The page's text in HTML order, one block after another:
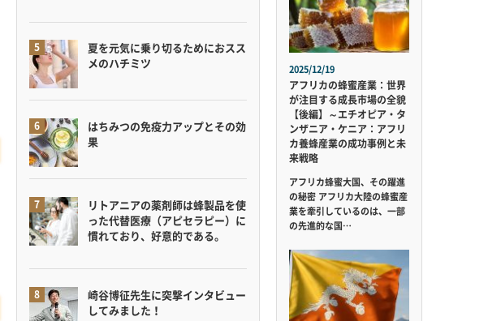
夏を元気に乗り切るためにおスス
メのハチミツ
はちみつの免疫力アップとその効
果
リトアニアの薬剤師は蜂製品を使
った代替医療（アピセラピー）に
慣れており、好意的である。
崎谷博征先生に突撃インタビュー
してみました！
2025/12/19
アフリカの蜂蜜産業：世界
が注目する成長市場の全貌
【後編】～エチオピア・タ
ンザニア・ケニア：アフリ
カ養蜂産業の成功事例と未
来戦略
アフリカ蜂蜜大国、その躍進
の秘密 アフリカ大陸の蜂蜜産
業を牽引しているのは、一部
の先進的な国…